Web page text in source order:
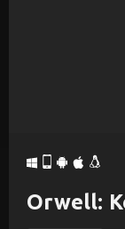
Orwell: